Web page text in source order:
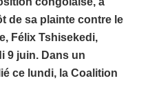
de sa plainte contre le
Félix Tshisekedi,
9 juin. Dans un
ce lundi, la Coalition